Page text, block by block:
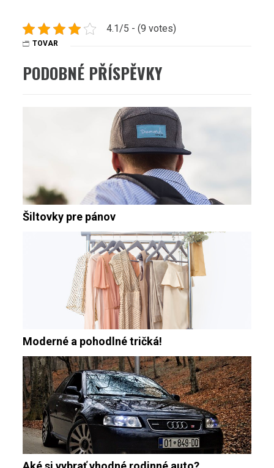
4.1/5 - (9 votes)
TOVAR
PODOBNÉ PŘÍSPĚVKY
Šiltovky pre pánov
Moderné a pohodlné tričká!